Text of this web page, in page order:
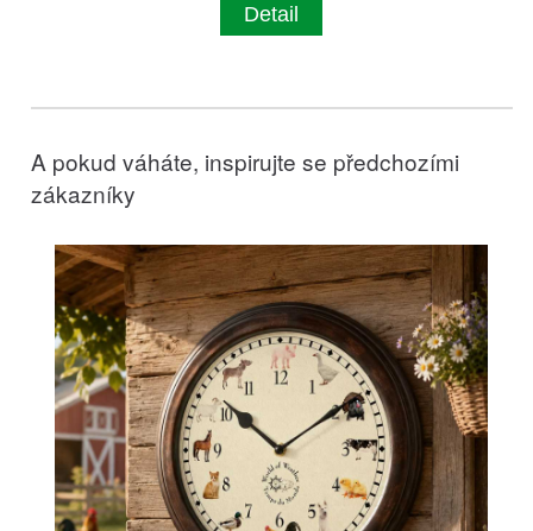
Detail
A pokud váháte, inspirujte se předchozími
zákazníky